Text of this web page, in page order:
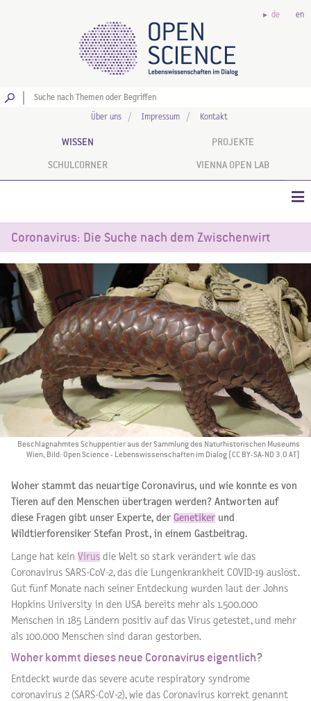
de en
Über uns Impressum Kontakt
WISSEN PROJEKTE
SCHULCORNER VIENNA OPEN LAB
Coronavirus: Die Suche nach dem Zwischenwirt
Beschlagnahmtes Schuppentier aus der Sammlung des Naturhistorischen Museums
Wien, Bild: Open Science - Lebenswissenschaften im Dialog (CC BY-SA-ND 3.0 AT)
Woher stammt das neuartige Coronavirus, und wie konnte es von
Tieren auf den Menschen übertragen werden? Antworten auf
diese Fragen gibt unser Experte, der Genetiker und
Wildtierforensiker Stefan Prost, in einem Gastbeitrag.
Lange hat kein Virus die Welt so stark verändert wie das
Coronavirus SARS-CoV-2, das die Lungenkrankheit COVID-19 auslöst.
Gut fünf Monate nach seiner Entdeckung wurden laut der Johns
Hopkins University in den USA bereits mehr als 1.500.000
Menschen in 185 Ländern positiv auf das Virus getestet, und mehr
als 100.000 Menschen sind daran gestorben.
Woher kommt dieses neue Coronavirus eigentlich?
Entdeckt wurde das severe acute respiratory syndrome
coronavirus 2 (SARS-CoV-2), wie das Coronavirus korrekt genannt